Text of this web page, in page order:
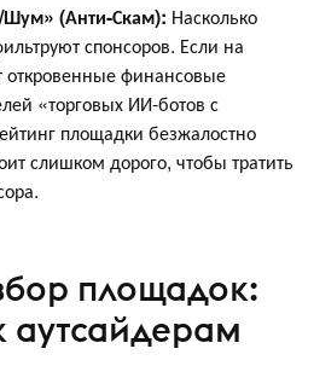
Шум» (Анти-Скам): Насколько
спонсоров. Если на
откровенные финансовые
«торговых ИИ-ботов с
площадки безжалостно
слишком дорого, чтобы тратить
площадок:
аутсайдерам